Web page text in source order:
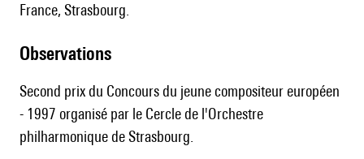
France, Strasbourg.
observations
Second prix du Concours du jeune compositeur européen
- 1997 organisé par le Cercle de l'Orchestre
philharmonique de Strasbourg.